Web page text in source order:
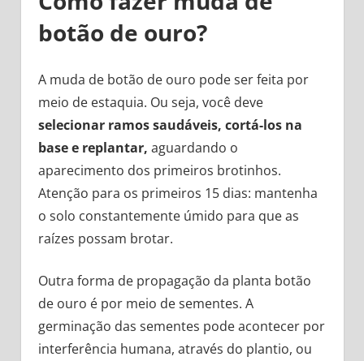
botão de ouro?
A muda de botão de ouro pode ser feita por
meio de estaquia. Ou seja, você deve
selecionar ramos saudáveis, cortá-los na
base e replantar, aguardando o
aparecimento dos primeiros brotinhos.
Atenção para os primeiros 15 dias: mantenha
o solo constantemente úmido para que as
raízes possam brotar.
Outra forma de propagação da planta botão
de ouro é por meio de sementes. A
germinação das sementes pode acontecer por
interferência humana, através do plantio, ou